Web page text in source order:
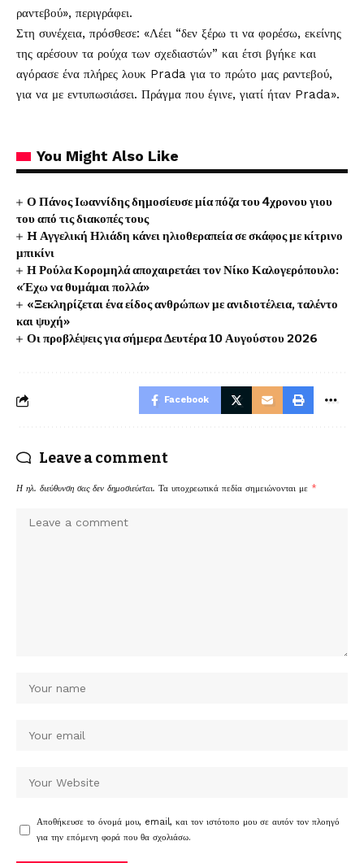
ραντεβού», περιγράφει.
Στη συνέχεια, πρόσθεσε: «Λέει “δεν ξέρω τι να φορέσω, εκείνης
της αρέσουν τα ρούχα των σχεδιαστών” και έτσι βγήκε και
αγόρασε ένα πλήρες λουκ Prada για το πρώτο μας ραντεβού,
για να με εντυπωσιάσει. Πράγμα που έγινε, γιατί ήταν Prada».
You Might Also Like
Ο Πάνος Ιωαννίδης δημοσίευσε μία πόζα του 4χρονου γιου
του από τις διακοπές τους
H Αγγελική Ηλιάδη κάνει ηλιοθεραπεία σε σκάφος με κίτρινο
μπικίνι
Η Ρούλα Κορομηλά αποχαιρετάει τον Νίκο Καλογερόπουλο:
«Έχω να θυμάμαι πολλά»
«Ξεκληρίζεται ένα είδος ανθρώπων με ανιδιοτέλεια, ταλέντο
και ψυχή»
Οι προβλέψεις για σήμερα Δευτέρα 10 Αυγούστου 2026
Facebook
Leave a comment
Η ηλ. διεύθυνση σας δεν δημοσιεύεται. Τα υποχρεωτικά πεδία σημειώνονται με *
Αποθήκευσε το όνομά μου, email, και τον ιστότοπο μου σε αυτόν τον πλοηγό
για την επόμενη φορά που θα σχολιάσω.